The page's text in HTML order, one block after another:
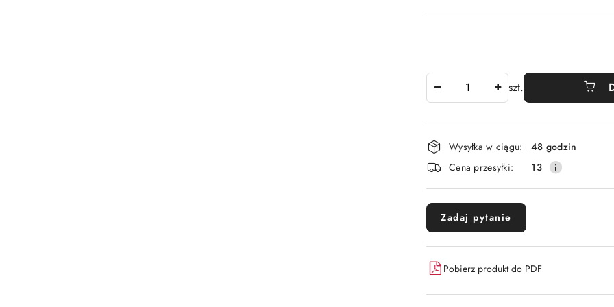
szt.
Dostępność
i
dostawa
Wysyłka w ciągu:
48 godzin
Cena przesyłki:
13
Zadaj pytanie
Pobierz produkt do PDF